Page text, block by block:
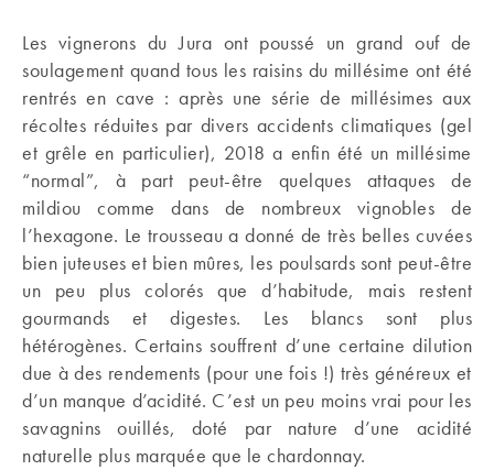
Les vignerons du Jura ont poussé un grand ouf de
soulagement quand tous les raisins du millésime ont été
rentrés en cave : après une série de millésimes aux
récoltes réduites par divers accidents climatiques (gel
et grêle en particulier), 2018 a enfin été un millésime
“normal”, à part peut-être quelques attaques de
mildiou comme dans de nombreux vignobles de
l’hexagone. Le trousseau a donné de très belles cuvées
bien juteuses et bien mûres, les poulsards sont peut-être
un peu plus colorés que d’habitude, mais restent
gourmands et digestes. Les blancs sont plus
hétérogènes. Certains souffrent d’une certaine dilution
due à des rendements (pour une fois !) très généreux et
d’un manque d’acidité. C’est un peu moins vrai pour les
savagnins ouillés, doté par nature d’une acidité
naturelle plus marquée que le chardonnay.